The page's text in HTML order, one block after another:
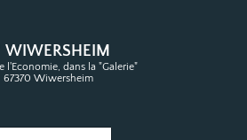
WIWERSHEIM
l'Economie, dans la "Galerie"
67370 Wiwersheim